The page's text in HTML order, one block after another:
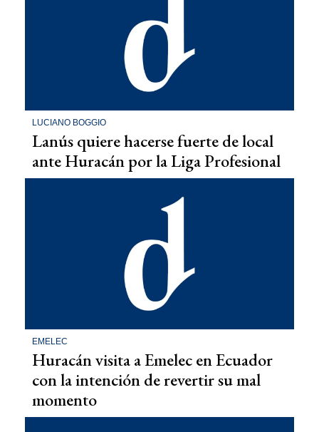
LUCIANO BOGGIO
Lanús quiere hacerse fuerte de local
ante Huracán por la Liga Profesional
EMELEC
Huracán visita a Emelec en Ecuador
con la intención de revertir su mal
momento